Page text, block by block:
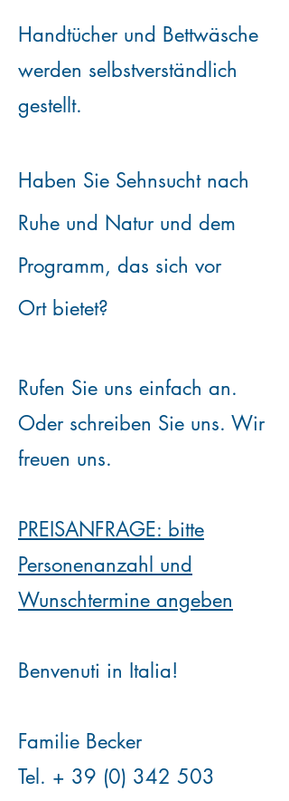
Handtücher und Bettwäsche
werden selbstverständlich
gestellt.
Haben Sie Sehnsucht nach
Ruhe und Natur und dem
Programm, das sich vor
Ortbietet?
Rufen Sie uns einfach an.
Oder schreiben Sie uns. Wir
freuen uns.
PREISANFRAGE: bitte
Personenanzahl und
Wunschtermine angeben
Benvenuti in Italia!
Familie Becker
Tel. + 39 (0) 342 503